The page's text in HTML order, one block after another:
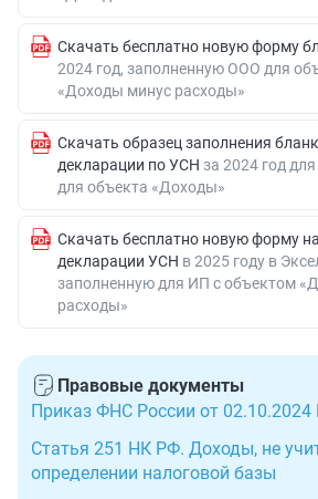
Скачать бесплатно новую форму
2024 год, заполненную ООО для
«Доходы минус расходы»
Скачать образец заполнения
декларации по УСН за 2024 год
для объекта «Доходы»
Скачать бесплатно новую форму
декларации УСН в 2025 году в
заполненную для ИП с объектом
расходы»
Правовые документы
Приказ ФНС России от 02.10.2024
Статья 251 НК РФ. Доходы, не
определении налоговой базы